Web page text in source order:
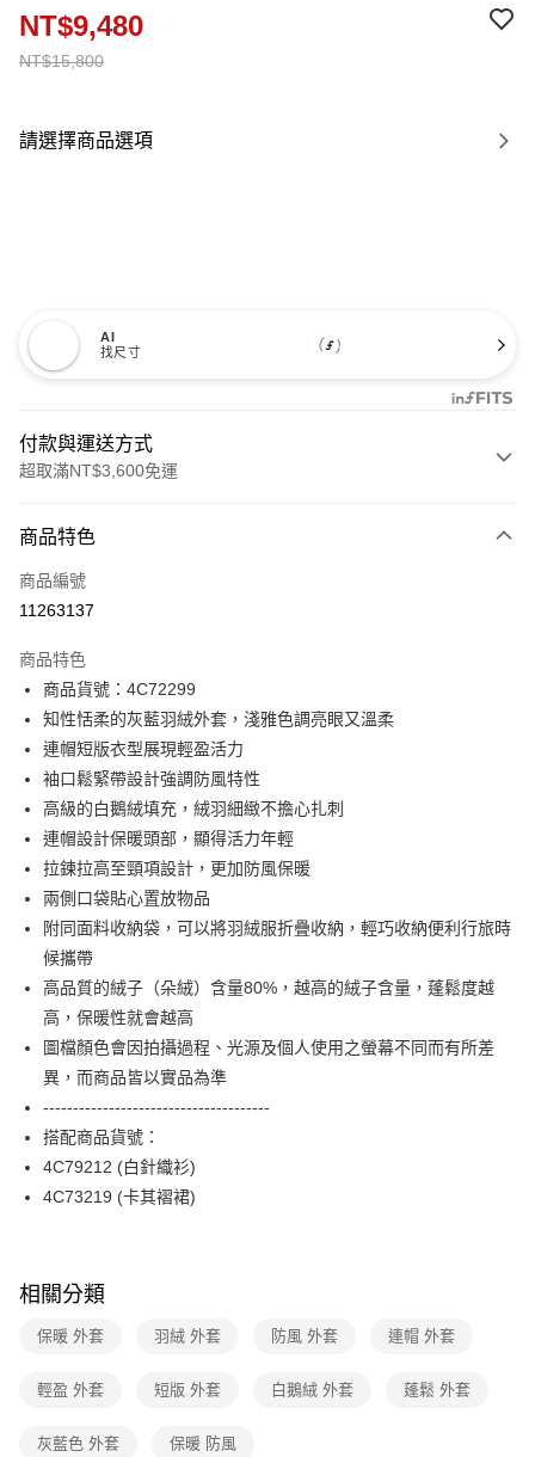
NT$15,800
NT$9,480
請選擇商品選項
AI
找尺寸
付款與運送方式
超取滿NT$3,600免運
信用卡一次付款
信用卡分期付款
合作金庫商業銀行
華南商業銀行
上海商業儲蓄銀行
台北富邦商業銀行
國泰世華商業銀行
臺灣中小企業銀行
匯豐（台灣）商業銀行
華泰商業銀行
聯邦商業銀行
遠東國際商業銀行
元大商業銀行
永豐商業銀行
玉山商業銀行
星展（台灣）商業銀行
台新國際商業銀行
台灣樂天信用卡公司
LINE Pay
Apple Pay
街口支付
AFTEE先享後付
相關說明
【關於「AFTEE先享後付」】
AFTEE先享後付是「在收到商品之後才付款」的支付方式。 讓您購物簡單
便利好安心！
１．簡單：不需註冊會員、不需綁卡、不需儲值。
２．便利：只要手機號碼，簡訊認證，即可結帳。
【「AFTEE先享後付」結帳流程】
１．於結帳方式選擇「AFTEE先享後付」後，將跳轉至「AFTEE先享後付」
結帳頁面，進行簡訊認證並確認金額後，即可完成結帳。
２．訂單成立數日內，您將收到繳費通知簡訊。
３．收到繳費通知簡訊後14天內，點擊此簡訊中的連結，可透過四大超商／
ATM／網路銀行／等多元方式進行付款，方視為交易完成。
※ 請注意：結帳手續完成當下不需立刻繳費，但若您需要取消訂單，請聯絡
購買商品的店家。未經商家同意取消之訂單仍視為有效，需透過AFTEE先享
後付繳納相關費用。
※ 交易是否成功請以「AFTEE先享後付 」之結帳頁面顯示為準，若有關於
【注意事項】
易，需依本服務之必要範圍內提供個人資料，並將交易相關給付款項請求債
２．關於個人資料處理事宜，請瀏覽以下網址：
「AFTEE先享後付」，若未經同意申辦者引起之損失，本公司不負相關責
付款後全家FamilyMart取貨
每筆NT$90，滿NT$3,600(含以上)免運費
付款後7-11取貨
每筆NT$90，滿NT$3,600(含以上)免運費
黑貓宅配
每筆NT$90，滿NT$3,600(含以上)免運費
離島宅配 (蘭嶼恕不配送)
付款後門市自取
商品特色
商品編號
11263137
商品特色
商品貨號：4C72299
知性恬柔的灰藍羽絨外套，淺雅色調亮眼又溫柔
連帽短版衣型展現輕盈活力
袖口鬆緊帶設計強調防風特性
高級的白鵝絨填充，絨羽細緻不擔心扎刺
連帽設計保暖頭部，顯得活力年輕
拉鍊拉高至頸項設計，更加防風保暖
兩側口袋貼心置放物品
附同面料收納袋，可以將羽絨服折疊收納，輕巧收納便利行旅時
候攜帶
高品質的絨子（朵絨）含量80%，越高的絨子含量，蓬鬆度越
高，保暖性就會越高
圖檔顏色會因拍攝過程、光源及個人使用之螢幕不同而有所差
異，而商品皆以實品為準
--------------------------------------
搭配商品貨號：
4C79212 (白針織衫)
4C73219 (卡其褶裙)
相關分類
保暖 外套 羽絨 外套 防風 外套 連帽 外套
輕盈 外套 短版 外套 白鵝絨 外套 蓬鬆 外套
灰藍色 外套 保暖 防風